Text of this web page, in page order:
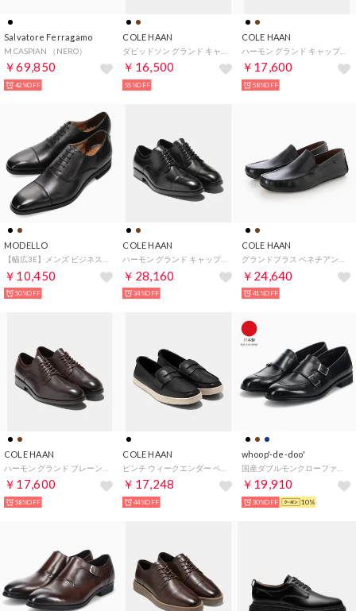
Salvatore Ferragamo
M CASPIAN （NERO）
￥69,850
42%OFF
COLE HAAN
￥16,500
55%OFF
COLE HAAN
ハーモン グランド キャップトゥオックスフォード mens （CHダークチョコレート/ブラック ウォーターレジスタント）
￥17,600
58%OFF
MODELLO
￥10,450
50%OFF
COLE HAAN
￥28,160
34%OFF
COLE HAAN
￥24,640
41%OFF
COLE HAAN
￥17,600
58%OFF
COLE HAAN
￥17,248
44%OFF
whoop'-de-doo'
￥19,910
30%OFF 10%